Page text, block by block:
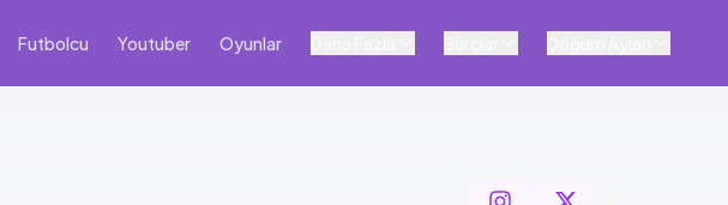
Futbolcu Youtuber Oyunlar